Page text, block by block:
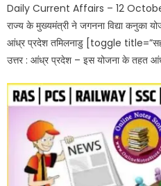
Daily Current Affairs – 12
राज्य के मुख्यमंत्री ने जगनना विद्या कनुका
आंध्र प्रदेश तमिलनाडु [toggle
उत्तर : आंध्र प्रदेश – इस योजना के तहत